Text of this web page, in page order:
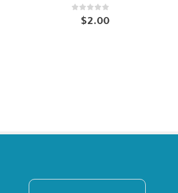
0
out of 5
$2.00